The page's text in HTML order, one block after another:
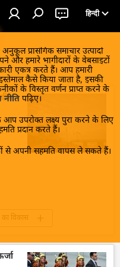
हिन्दी
प्रासंगिक समाचार उत्पादों
और हमारे भागीदारों के वेबसाइटों
एकत्र करते हैं। आप हमारी
कैसे किया जाता है, इसकी
के विस्तृत वर्णन प्राप्त करने के
पढ़िए।
उपरोक्त लक्ष्य पुरा करने के लिए
प्रदान करते हैं।
से अपनी सहमति वापस ले सकते हैं।
का विकास